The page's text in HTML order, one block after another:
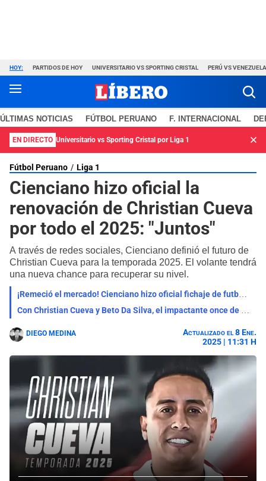
HOY: PARTIDOS DE HOY UNIVERSITARIO VS SPORTING CRISTAL PERÚ VS VENEZUELA
ÚLTIMAS NOTICIAS FÚTBOL PERUANO F. INTERNACIONAL
EN DIRECTO Universitario vs Sporting Cristal por Liga 1
Fútbol Peruano Liga 1
Cienciano hizo oficial la
renovación de Christian Cueva
por todo el 2025: "Juntos"
A través de redes sociales, Cienciano definió el futuro de
Christian Cueva para la temporada 2025. El volante tendrá
una nueva chance para recuperar su nivel.
¡Remeció el mercado! Cienciano hizo oficial fichaje de futbolista que fue voceado por Alianza Lima
Con Christian Cueva y Beto Da Silva, el impactante once de Cienciano para competir el 2025
DIEGO MEDINA
Actualizado el 8 Ene.
2025 | 11:31 H